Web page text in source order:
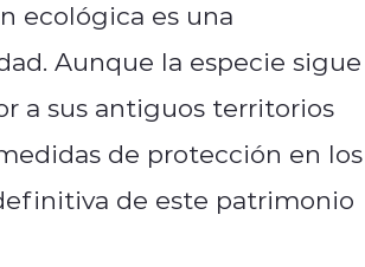
ecológica es una
Aunque la especie sigue
a sus antiguos territorios
de protección en los
de este patrimonio